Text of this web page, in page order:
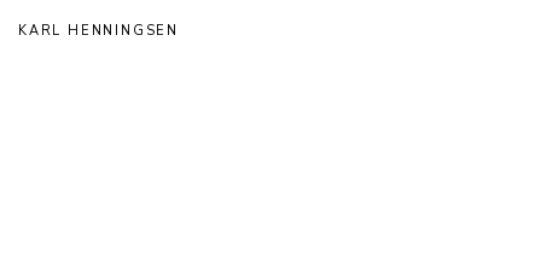
KARL HENNINGSEN